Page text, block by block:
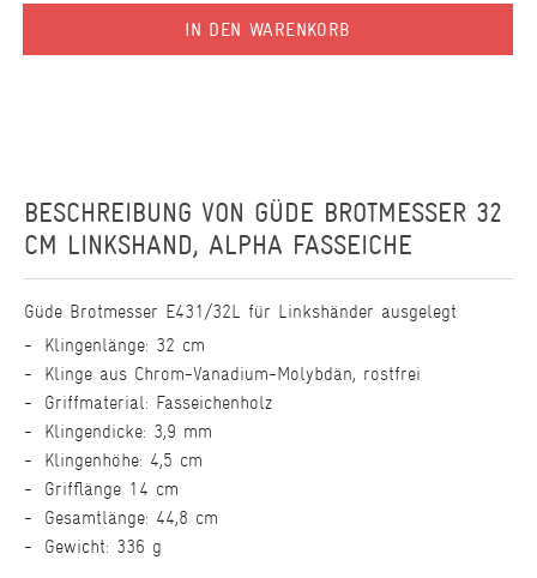
IN DEN WARENKORB
BESCHREIBUNG VON GÜDE BROTMESSER 32
CM LINKSHAND, ALPHA FASSEICHE
Güde Brotmesser E431/32L für Linkshänder ausgelegt
Klingenlänge: 32 cm
Klinge aus Chrom-Vanadium-Molybdän, rostfrei
Griffmaterial: Fasseichenholz
Klingendicke: 3,9 mm
Klingenhöhe: 4,5 cm
Grifflänge 14 cm
Gesamtlänge: 44,8 cm
Gewicht: 336 g